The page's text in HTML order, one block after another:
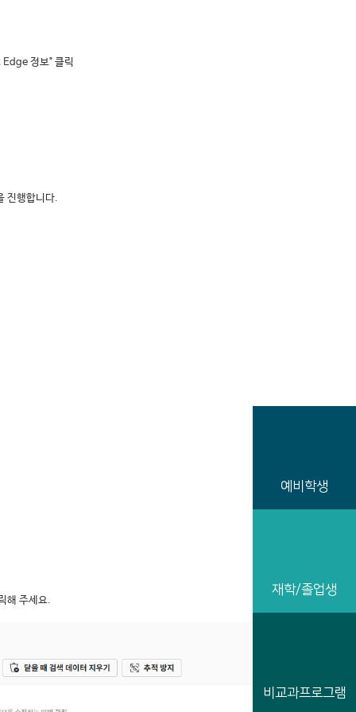
정보" 클릭
진행합니다.
해 주세요.
예비학생
재학/졸업생
비교과프로그램